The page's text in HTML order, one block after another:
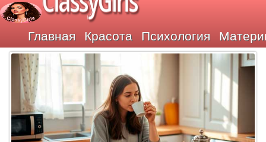
Главная Красота Психология